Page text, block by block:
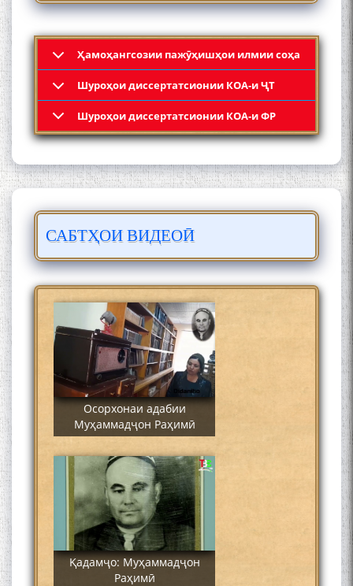
Ҳамоҳангсозии пажӯҳишҳои илмии соҳа
Шyроҳои диссертатсионии КОА-и ҶТ
Шyроҳои диссертатсионии КОА-и ФР
САБТҲОИ ВИДЕОӢ
Кадамчо Худои Шарифзода
Сайре дар Осорхона
Муҳаммадҷон Раҳимӣ
Осорхонаи адабии
Муҳаммадҷон Раҳимӣ
Қадамҷо: Муҳаммадҷон
Раҳимӣ